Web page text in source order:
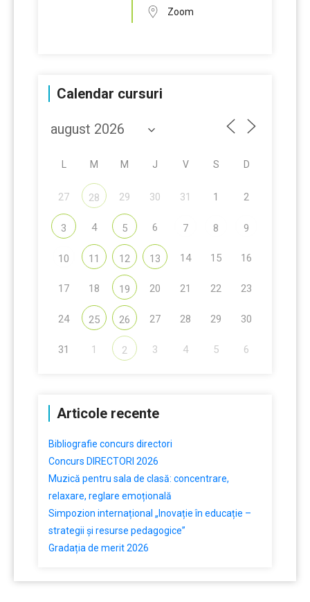
Zoom
Calendar cursuri
M M J V S D
27 28 29 30 31 1 2
3 4 5 6 7 8 9
10 11 12 13 14 15 16
17 18 19 20 21 22 23
24 25 26 27 28 29 30
31 1 2 3 4 5 6
Articole recente
Bibliografie concurs directori
Concurs DIRECTORI 2026
Muzică pentru sala de clasă: concentrare,
relaxare, reglare emoțională
Simpozion internațional „Inovație în educație –
strategii și resurse pedagogice”
Gradația de merit 2026